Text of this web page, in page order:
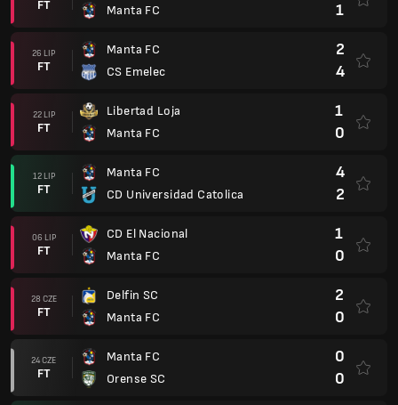
FT
Manta FC
1
26 LIP
FT
Manta FC
CS Emelec
2
4
22 LIP
FT
Libertad Loja
Manta FC
1
0
12 LIP
FT
Manta FC
CD Universidad Catolica
4
2
06 LIP
FT
CD El Nacional
Manta FC
1
0
28 CZE
FT
Delfin SC
Manta FC
2
0
24 CZE
FT
Manta FC
Orense SC
0
0